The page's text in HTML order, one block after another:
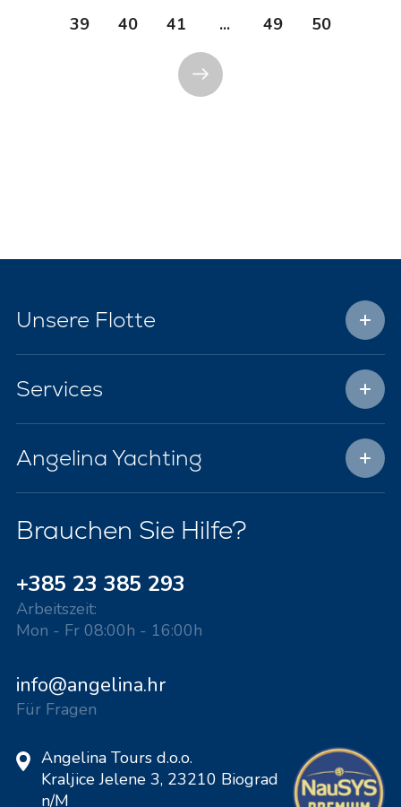
39 40 41 ... 49 50
Unsere Flotte
Services
Angelina Yachting
Brauchen Sie Hilfe?
+385 23 385 293
Arbeitszeit:
Mon - Fr 08:00h - 16:00h
info@angelina.hr
Für Fragen
Angelina Tours d.o.o.
Kraljice Jelene 3, 23210 Biograd
n/M